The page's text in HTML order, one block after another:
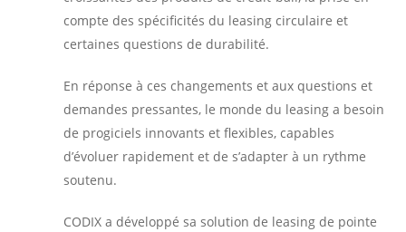
compte des spécificités du leasing circulaire et
certaines questions de durabilité.
En réponse à ces changements et aux questions et
demandes pressantes, le monde du leasing a besoin
de progiciels innovants et flexibles, capables
d’évoluer rapidement et de s’adapter à un rythme
soutenu.
CODIX a développé sa solution de leasing de pointe